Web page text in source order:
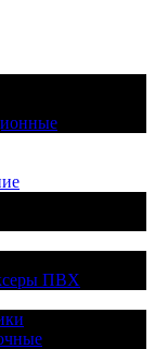
ПВХ